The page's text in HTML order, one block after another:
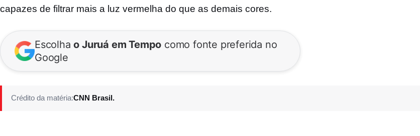
capazes de filtrar mais a luz vermelha do que as demais cores.
Escolhao Juruá em Tempo como fonte preferida no
Google
Crédito da matéria:CNN Brasil.